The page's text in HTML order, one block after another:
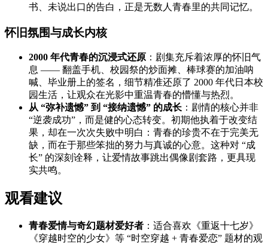
书、未说出口的告白，正是无数人青春里的共同记忆。
怀旧氛围与成长内核
2000 年代青春的沉浸式还原 ：剧集充斥着浓厚的怀旧气
息 —— 翻盖手机、校园祭的炒面摊、棒球赛的加油呐
喊、毕业册上的签名，细节精准还原了 2000 年代日本校
园生活，让观众在光影中重温青春的懵懂与热烈。
从 “弥补遗憾” 到 “接纳遗憾” 的成长 ：剧情的核心并非
“逆袭成功”，而是健的心态转变。初期他执着于改变结
果，却在一次次失败中明白：青春的珍贵不在于完美无
缺，而在于那些笨拙的努力与真诚的心意。这种对 “成
长” 的深刻诠释，让爱情故事跳出偶像剧套路，更具现
实共鸣。
观看建议
青春爱情与奇幻题材爱好者 ：适合喜欢《重返十七岁》
《穿越时空的少女》等 “时空穿越 + 青春爱恋” 题材的观